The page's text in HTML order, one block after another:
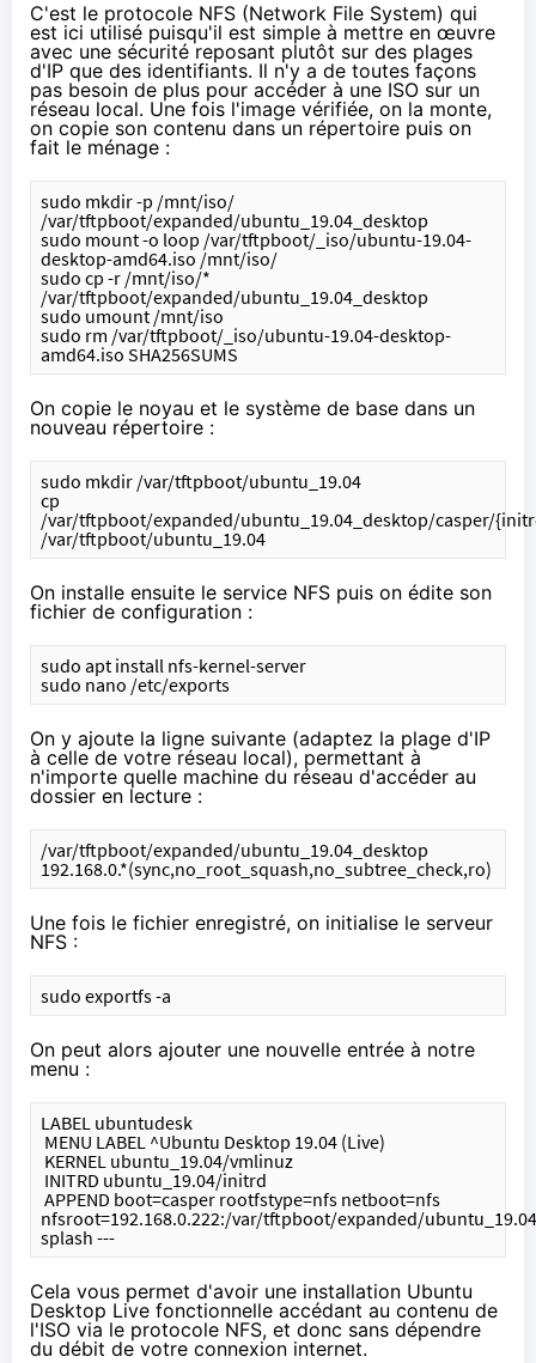
C'est le protocole NFS (Network File System) qui
est ici utilisé puisqu'il est simple à mettre en œuvre
avec une sécurité reposant plutôt sur des plages
d'IP que des identifiants. Il n'y a de toutes façons
pas besoin de plus pour accéder à une ISO sur un
réseau local. Une fois l'image vérifiée, on la monte,
on copie son contenu dans un répertoire puis on
fait le ménage :
sudo mkdir -p /mnt/iso/
/var/tftpboot/expanded/ubuntu_19.04_desktop
sudo mount -o loop /var/tftpboot/_iso/ubuntu-19.04-
desktop-amd64.iso /mnt/iso/
sudo cp -r /mnt/iso/*
/var/tftpboot/expanded/ubuntu_19.04_desktop
sudo umount /mnt/iso
sudo rm /var/tftpboot/_iso/ubuntu-19.04-desktop-
amd64.iso SHA256SUMS
On copie le noyau et le système de base dans un
nouveau répertoire :
sudo mkdir /var/tftpboot/ubuntu_19.04
cp
/var/tftpboot/expanded/ubuntu_19.04_desktop/casper/
/var/tftpboot/ubuntu_19.04
On installe ensuite le service NFS puis on édite son
fichier de configuration :
sudo apt install nfs-kernel-server
sudo nano /etc/exports
On y ajoute la ligne suivante (adaptez la plage d'IP
à celle de votre réseau local), permettant à
n'importe quelle machine du réseau d'accéder au
dossier en lecture :
/var/tftpboot/expanded/ubuntu_19.04_desktop
192.168.0.*(sync,no_root_squash,no_subtree_check,ro)
Une fois le fichier enregistré, on initialise le serveur
NFS :
sudo exportfs -a
On peut alors ajouter une nouvelle entrée à notre
menu :
LABEL ubuntudesk
MENU LABEL ^Ubuntu Desktop 19.04 (Live)
KERNEL ubuntu_19.04/vmlinuz
INITRD ubuntu_19.04/initrd
nfsroot=192.168.0.222:/var/tftpboot/expanded/
splash ---
Cela vous permet d'avoir une installation Ubuntu
Desktop Live fonctionnelle accédant au contenu de
l'ISO via le protocole NFS, et donc sans dépendre
du débit de votre connexion internet.